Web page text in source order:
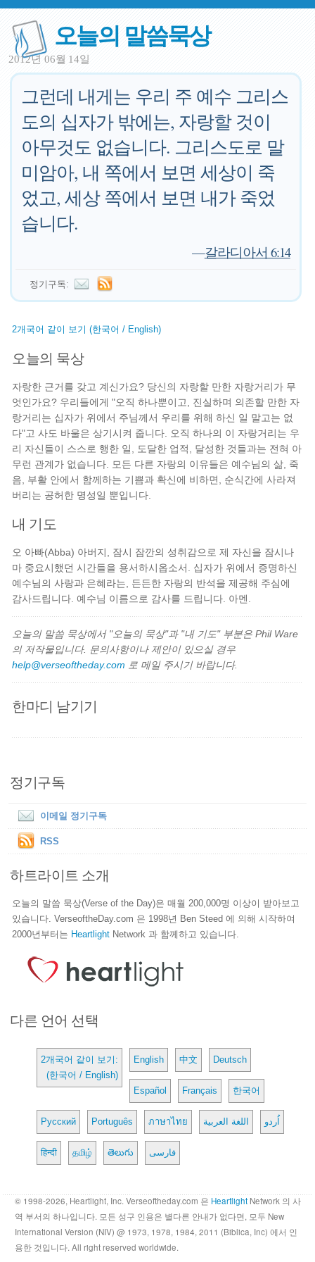
오늘의 말씀묵상
2012년 06월 14일
그런데 내게는 우리 주 예수 그리스
도의 십자가 밖에는, 자랑할 것이
아무것도 없습니다. 그리스도로 말
미암아, 내 쪽에서 보면 세상이 죽
었고, 세상 쪽에서 보면 내가 죽었
습니다.
—갈라디아서 6:14
정기구독:
2개국어 같이 보기 (한국어 / English)
오늘의 묵상
자랑한 근거를 갖고 계신가요? 당신의 자랑할 만한 자랑거리가 무
엇인가요? 우리들에게 "오직 하나뿐이고, 진실하며 의존할 만한 자
랑거리는 십자가 위에서 주님께서 우리를 위해 하신 일 말고는 없
다"고 사도 바울은 상기시켜 줍니다. 오직 하나의 이 자랑거리는 우
리 자신들이 스스로 행한 일, 도달한 업적, 달성한 것들과는 전혀 아
무런 관계가 없습니다. 모든 다른 자랑의 이유들은 예수님의 삶, 죽
음, 부활 안에서 함께하는 기쁨과 확신에 비하면, 순식간에 사라져
버리는 공허한 명성일 뿐입니다.
내 기도
오 아빠(Abba) 아버지, 잠시 잠깐의 성취감으로 제 자신을 잠시나
마 중요시했던 시간들을 용서하시옵소서. 십자가 위에서 증명하신
예수님의 사랑과 은혜라는, 든든한 자랑의 반석을 제공해 주심에
감사드립니다. 예수님 이름으로 감사를 드립니다. 아멘.
오늘의 말씀 묵상에서 "오늘의 묵상"과 "내 기도" 부분은 Phil Ware
의 저작물입니다. 문의사항이나 제안이 있으실 경우
help@verseoftheday.com 로 메일 주시기 바랍니다.
한마디 남기기
정기구독
이메일 정기구독
RSS
하트라이트 소개
오늘의 말씀 묵상(Verse of the Day)은 매월 200,000명 이상이 받아보고
있습니다. VerseoftheDay.com 은 1998년 Ben Steed 에 의해 시작하여
2000년부터는 Heartlight Network 과 함께하고 있습니다.
다른 언어 선택
2개국어 같이 보기:
(한국어 / English)
English 中文 Deutsch
Español Français 한국어
Русский Português ภาษาไทย اللغة العربية اُردو
हिन्दी தமிழ் తెలుగు فارسی
© 1998-2026, Heartlight, Inc. Verseoftheday.com 은 Heartlight Network 의 사
역 부서의 하나입니다. 모든 성구 인용은 별다른 안내가 없다면, 모두 New
International Version (NIV) @ 1973, 1978, 1984, 2011 (Biblica, Inc) 에서 인
용한 것입니다. All right reserved worldwide.